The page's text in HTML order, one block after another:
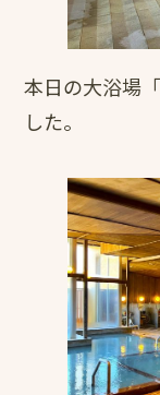
本日の大浴場
した。